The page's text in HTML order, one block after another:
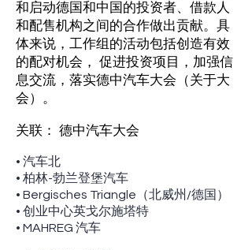
和启动德国和中国的投资者、借款人
和配售机构之间的合作做出贡献。具
体来说，工作组的活动包括创造有效
的配对机会， 促进投资项目，加强信
息交流，落实德中汽车大会（关于大
会）。
关联： 德中汽车大会
• 汽车北
• 柏林-勃兰登堡汽车
• Bergisches Triangle（北威州/德国）
• 创业中心英戈尔施塔特
• MAHREG 汽车